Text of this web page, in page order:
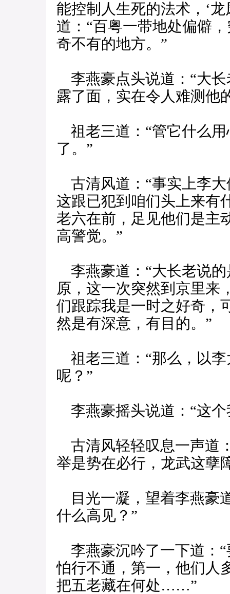
能控制人生死的法术，‘
道：“百粤一带地处偏僻
奇不有的地方。”
李燕豪点头说道：“大长
露了面，实在令人难测他
祖老三道：“管它什么
了。”
古清风道：“事实上李
这跟已犯到咱们头上来有
老六在前，足见他们是主
高警觉。”
李燕豪道：“大长老说
原，这一次突然到京里来
们跟踪我是一时之好奇，
然是有深意，有目的。”
祖老三道：“那么，以李
呢？”
李燕豪摇头说道：“这个
古清风轻轻叹息一声道
举是势在必行，龙武这
目光一凝，望着李燕豪
什么高见？”
李燕豪沉吟了一下道：
怕行不通，第一，他们人
把五老藏在何处……”